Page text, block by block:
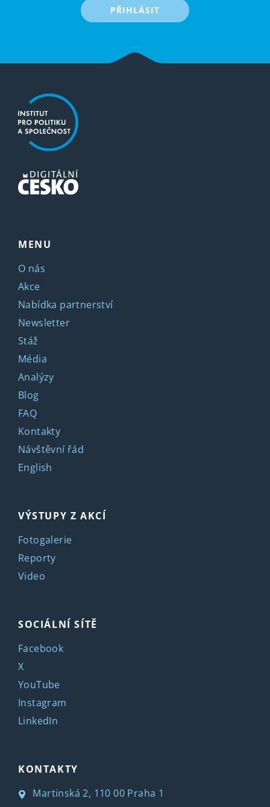
PŘIHLÁSIT
MENU
O nás
Akce
Nabídka partnerství
Newsletter
Stáž
Média
Analýzy
Blog
FAQ
Kontakty
Návštěvní řád
English
VÝSTUPY Z AKCÍ
Fotogalerie
Reporty
Video
SOCIÁLNÍ SÍTĚ
Facebook
X
YouTube
Instagram
LinkedIn
KONTAKTY
Martinská 2, 110 00 Praha 1